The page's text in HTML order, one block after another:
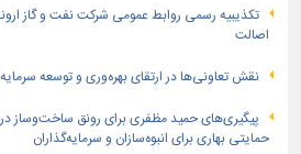
تكذیبیه رسمی روابط عمومی شركت نفت و گاز
اصالت
نقش تعاونی‌ها در ارتقای بهره‌وری و توسعه
پیگیری‌های حمید مظفری برای رونق ساخت‌وساز در
حمایتی بهاری برای انبوه‌سازان و سرمایه‌گذاران